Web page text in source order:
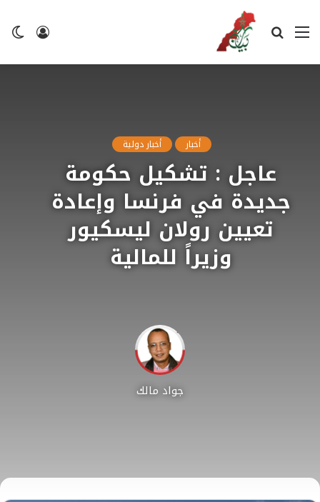
تسجيل
القائمة بحث
أخبار أخبار دولية
عاجل : تشكيل حكومة
جديدة في فرنسا وإعادة
تعيين رولان ليسكيور
وزيراً للمالية
جواد مالك